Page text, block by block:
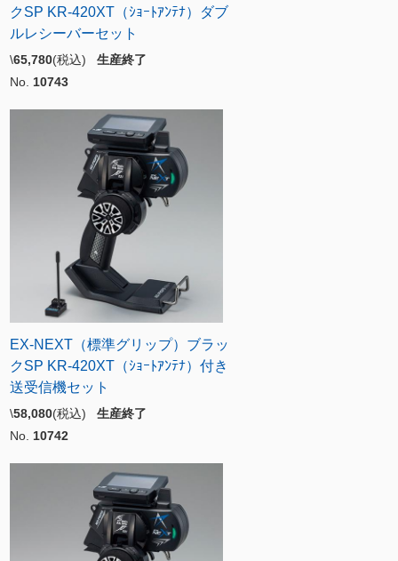
クSP KR-420XT（ｼｮｰﾄｱﾝﾃﾅ）ダブ
ルレシーバーセット
\65,780(税込) 生産終了
No. 10743
EX-NEXT（標準グリップ）ブラッ
クSP KR-420XT（ｼｮｰﾄｱﾝﾃﾅ）付き
送受信機セット
\58,080(税込) 生産終了
No. 10742